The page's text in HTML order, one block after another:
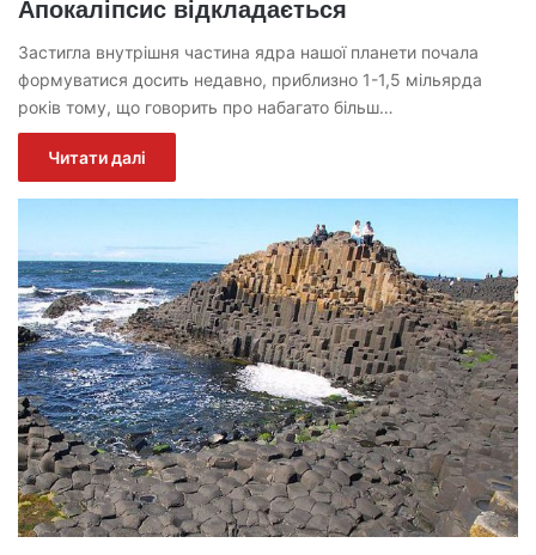
Апокаліпсис відкладається
Застигла внутрішня частина ядра нашої планети почала
формуватися досить недавно, приблизно 1-1,5 мільярда
років тому, що говорить про набагато більш…
Читати далі